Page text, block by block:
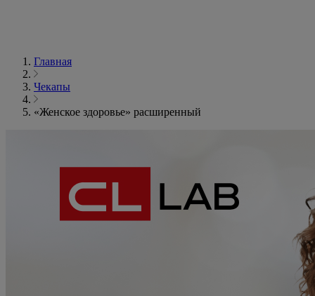
Главная
Чекапы
«Женское здоровье» расширенный
здоровье»
расширенный